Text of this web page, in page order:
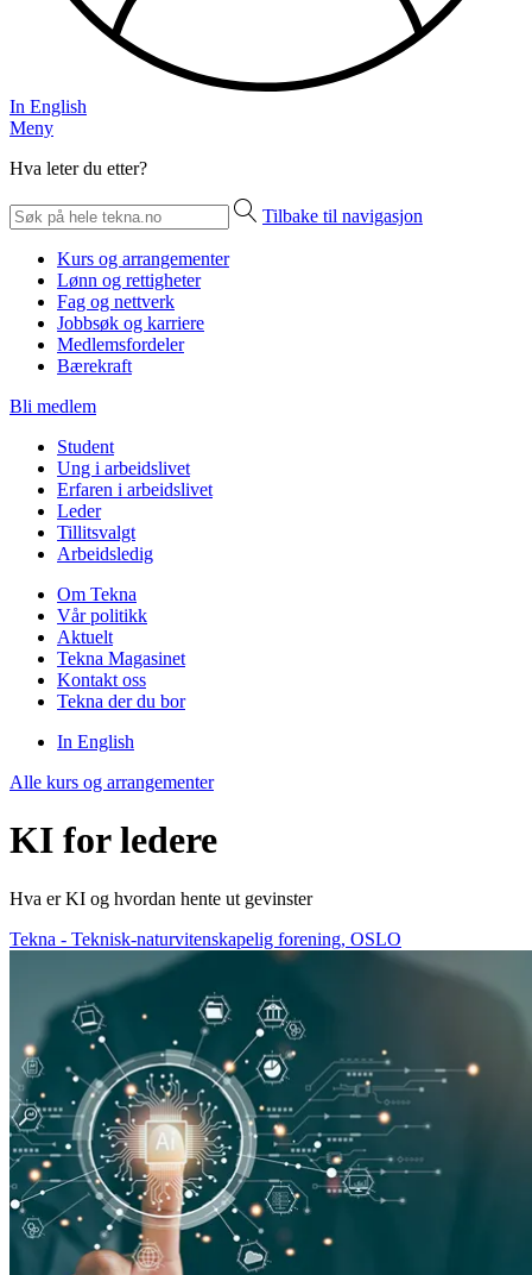
In English
Meny
Hva leter du etter?
Tilbake til navigasjon
Kurs og arrangementer
Lønn og rettigheter
Fag og nettverk
Jobbsøk og karriere
Medlemsfordeler
Bærekraft
Bli medlem
Student
Ung i arbeidslivet
Erfaren i arbeidslivet
Leder
Tillitsvalgt
Arbeidsledig
Om Tekna
Vår politikk
Aktuelt
Tekna Magasinet
Kontakt oss
Tekna der du bor
In English
Alle kurs og arrangementer
KI for ledere
Hva er KI og hvordan hente ut gevinster
Tekna - Teknisk-naturvitenskapelig forening, OSLO